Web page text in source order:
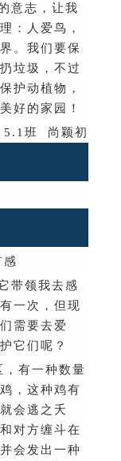
意志，让我
：人爱鸟，
。我们要保
垃圾，不过
护动植物，
好的家园！
5.1 班 尚颖初
感
带领我去感
一次，但现
需要去爱
它们呢？
有一种数量
，这种鸡有
会逃之夭
对方缠斗在
会发出一种